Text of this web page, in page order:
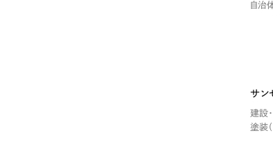
自治
サン
建設
塗装